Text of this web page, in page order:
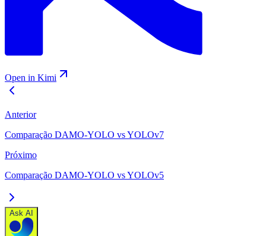
Open in Kimi
Anterior
Comparação DAMO-YOLO vs YOLOv7
Próximo
Comparação DAMO-YOLO vs YOLOv5
Ask AI